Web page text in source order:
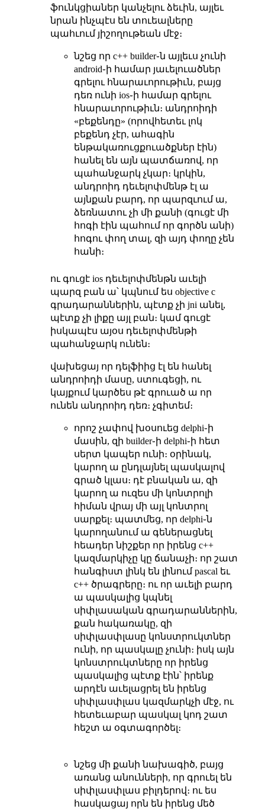
ֆունկցիաներ կանչելու ձեւին, այլեւ
նրան ինչպէս են տուեալները
պահւում յիշողութեան մէջ։
նշեց որ c++ builder֊ն այլեւս չունի
android֊ի համար յաւելուածներ
գրելու հնարաւորութիւն, բայց
դեռ ունի ios֊ի համար գրելու
հնարաւորութիւն։ անդրոիդի
«բեքենդը» (որովհետեւ լոկ
բեքենդ չէր, ահագին
ենթակառուցքուածքներ էին)
հանել են այն պատճառով, որ
պահանջարկ չկար։ կրկին,
անդրոիդ դեւելոփմենթ էլ ա
այնքան բարդ, որ պարզւում ա,
ձեռնատու չի մի քանի (գուցէ մի
հոգի էին պահում որ գործն անի)
հոգու փող տալ, զի այդ փողը չեն
հանի։
ու գուցէ ios դեւելոփմենթն աւելի
պարզ բան ա՝ կպնում ես objective c
գրադարաններին, պէտք չի jni անել,
պէտք չի լիքը այլ բան։ կամ գուցէ
իսկապէս այօս դեւելոփմենթի
պահանջարկ ունեն։
վախեցայ որ դելֆիից էլ են հանել
անդրոիդի մասը, ստուգեցի, ու
կայքում կարծես թէ գրուած ա որ
ունեն անդրոիդ դեռ։ չգիտեմ։
որոշ չափով խօսուեց delphi֊ի
մասին, զի builder֊ի delphi֊ի հետ
սերտ կապեր ունի։ օրինակ,
կարող ա ընդլայնել պասկալով
գրած կլաս։ դէ բնական ա, զի
կարող ա ուզես մի կոնտրոլի
հիման վրայ մի այլ կոնտրոլ
սարքել։ պատմեց, որ delphi֊ն
կարողանում ա գեներացնել
հեադեր նիշքեր որ իրենց c++
կազմարկիչը կը ճանաչի։ որ շատ
հանգիստ լինկ են լինում pascal եւ
c++ ծրագրերը։ ու որ աւելի բարդ
ա պասկալից կպնել
սիփլասական գրադարաններին,
քան հակառակը, զի
սիփլասփլասը կոնստրուկտներ
ունի, որ պասկալը չունի։ իսկ այն
կոնստրուկտները որ իրենց
պասկալից պէտք էին՝ իրենք
արդէն աւելացրել են իրենց
սիփլասփլաս կազմարկչի մէջ, ու
հետեւաբար պասկալ կոդ շատ
հեշտ ա օգտագործել։
նշեց մի քանի նախագիծ, բայց
առանց անունների, որ գրուել են
սիփլասփլաս բիլդերով։ ու ես
հասկացայ որն են իրենց մեծ